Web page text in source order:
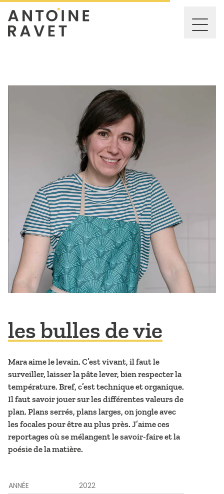
les bulles de vie
Mara aime le levain. C’est vivant, il faut le
surveiller, laisser la pâte lever, bien respecter la
température. Bref, c’est technique et organique.
Il faut savoir jouer sur les différentes valeurs de
plan. Plans serrés, plans larges, on jongle avec
les focales pour être au plus près. J’aime ces
reportages où se mélangent le savoir-faire et la
poésie de la matière.
ANNÉE 2022